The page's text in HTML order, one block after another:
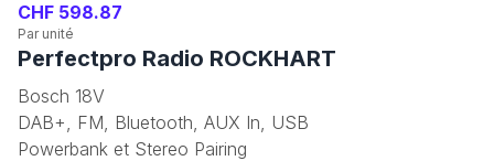
CHF 598.87
Par unité
Perfectpro Radio ROCKHART
Bosch 18V
DAB+, FM, Bluetooth, AUX In, USB
Powerbank et Stereo Pairing